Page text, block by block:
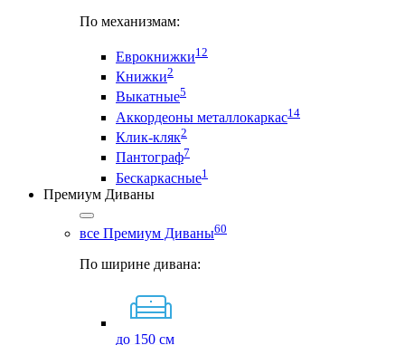
По механизмам:
Еврокнижки12
Книжки2
Выкатные5
Аккордеоны металлокаркас14
Клик-кляк2
Пантограф7
Бескаркасные1
Премиум Диваны
все Премиум Диваны60
По ширине дивана:
до 150 см